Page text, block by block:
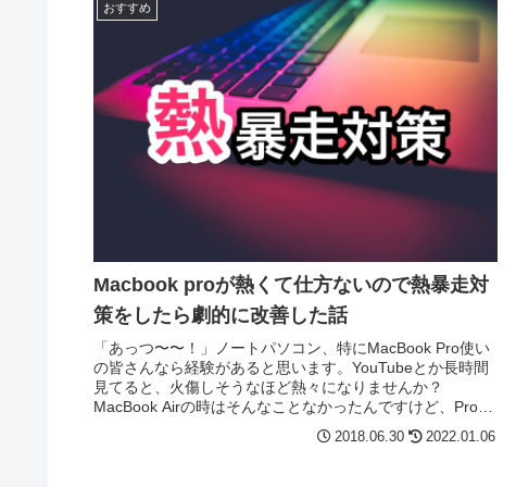
おすすめ
Macbook proが熱くて仕方ないので熱暴走対
策をしたら劇的に改善した話
「あっつ〜〜！」ノートパソコン、特にMacBook Pro使い
の皆さんなら経験があると思います。YouTubeとか長時間
見てると、火傷しそうなほど熱々になりませんか？
MacBook Airの時はそんなことなかったんですけど、Proに
替えたらいきなりでした。これから夏だというのにです
よ。こりゃやばい・・・ということで、熱暴走が起きる前
2018.06.30 2022.01.06